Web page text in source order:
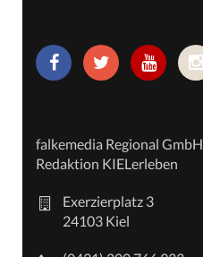
falkemedia Regional GmbH
Redaktion KIELerleben
Exerzierplatz 3
24103 Kiel